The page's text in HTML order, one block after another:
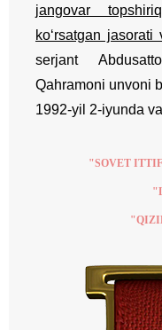
jangovar
ko‘rsatgan
serjant
Qahramoni unvoni
1992-yil 2-iyunda
"SOVET